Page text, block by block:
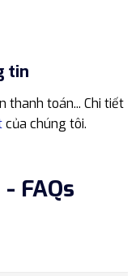
tin
thanh toán... Chi tiết
của chúng tôi.
FAQs